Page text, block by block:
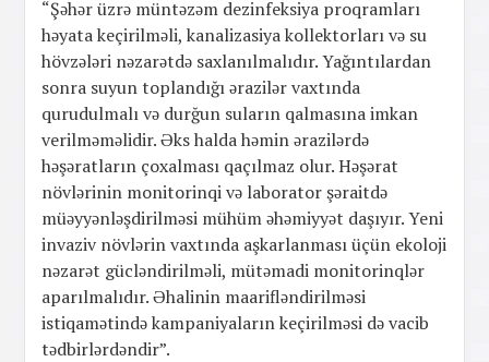
“Şəhər üzrə müntəzəm dezinfeksiya proqramları
həyata keçirilməli, kanalizasiya kollektorları və su
hövzələri nəzarətdə saxlanılmalıdır. Yağıntılardan
sonra suyun toplandığı ərazilər vaxtında
qurudulmalı və durğun suların qalmasına imkan
verilməməlidir. Əks halda həmin ərazilərdə
həşəratların çoxalması qaçılmaz olur. Həşərat
növlərinin monitorinqi və laborator şəraitdə
müəyyənləşdirilməsi mühüm əhəmiyyət daşıyır. Yeni
invaziv növlərin vaxtında aşkarlanması üçün ekoloji
nəzarət gücləndirilməli, mütəmadi monitorinqlər
aparılmalıdır. Əhalinin maarifləndirilməsi
istiqamətində kampaniyaların keçirilməsi də vacib
tədbirlərdəndir”.